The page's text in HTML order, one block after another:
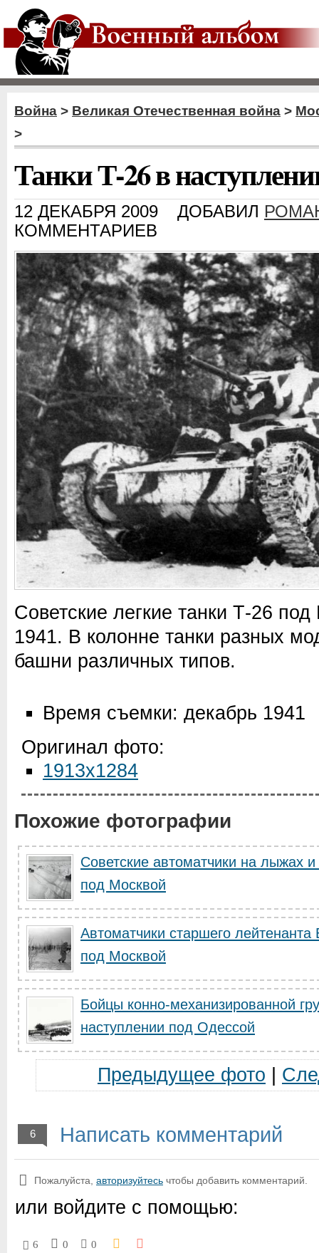
Война > Великая Отечественная война >
>
Танки Т-26 в
12 ДЕКАБРЯ 2009 ДОБАВИЛ
КОММЕНТАРИЕВ
Советские легкие танки Т-26
1941. В колонне танки разных
башни различных типов.
Время съемки: декабрь 1941
Оригинал фото:
1913x1284
Похожие фотографии
Советские автоматчики на лыжах
под Москвой
Автоматчики старшего
под Москвой
Бойцы конно-механизированной
наступлении под Одессой
Предыдущее фото
6 Написать комментарий
Пожалуйста, авторизуйтесь чтобы добавить комментарий.
или войдите с помощью:
6 0 0